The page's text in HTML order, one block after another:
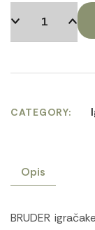
CATEGORY
Opis
BRUDER